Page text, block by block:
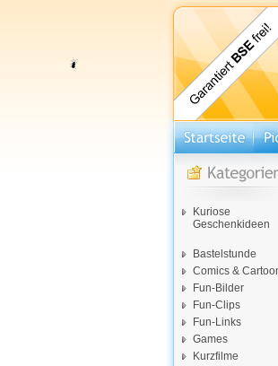
Kuriose
Geschenkideen
Bastelstunde
Comics &
Fun-Bilder
Fun-Clips
Fun-Links
Games
Kurzfilme